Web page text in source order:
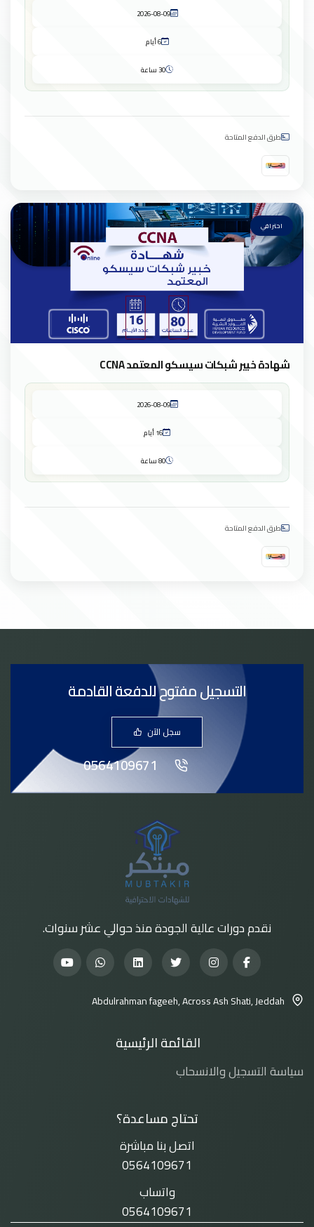
2026-08-09
6 أيام
30 ساعة
طرق الدفع المتاحة
احترافي
شهادة خبير شبكات سيسكو المعتمد CCNA
2026-08-09
16 أيام
80 ساعة
طرق الدفع المتاحة
التسجيل مفتوح للدفعة القادمة
سجل الآن
0564109671
نقدم دورات عالية الجودة منذ حوالي عشر سنوات.
Abdulrahman fageeh, Across Ash Shati, Jeddah
القائمة الرئيسية
سياسة التسجيل والانسحاب
تحتاج مساعدة؟
اتصل بنا مباشرة
0564109671
واتساب
0564109671